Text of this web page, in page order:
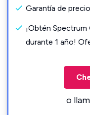
Garantía de
¡Obtén
durante 1 año!
o